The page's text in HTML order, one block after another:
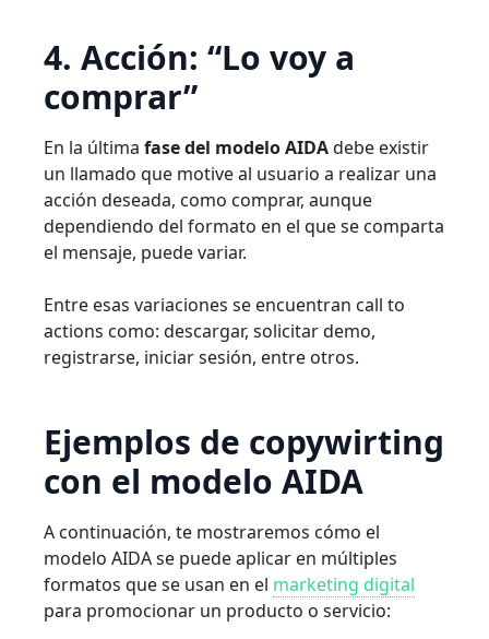
4. Acción: “Lo voy a
comprar”
En la última fase del modelo AIDAdebe existir
un llamado que motive al usuario a realizar una
acción deseada, como comprar, aunque
dependiendo del formato en el que se comparta
el mensaje, puede variar.
Entre esas variaciones se encuentran call to
actions como: descargar, solicitar demo,
registrarse, iniciar sesión, entre otros.
Ejemplos de copywirting
con el modelo AIDA
A continuación, te mostraremos cómo el
modelo AIDA se puede aplicar en múltiples
formatos que se usan en el marketing digital
para promocionar un producto o servicio: